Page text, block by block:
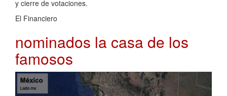
y cierre de votaciones.
El Financiero
nominados la casa de los
famosos